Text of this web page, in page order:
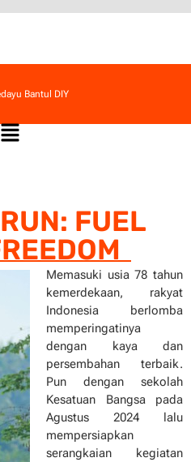
Bantul DIY
FUEL
Memasuki usia 78 tahun
kemerdekaan, rakyat
Indonesia berlomba
memperingatinya
dengan kaya dan
persembahan terbaik.
Pun dengan sekolah
Kesatuan Bangsa pada
Agustus 2024 lalu
mempersiapkan
serangkaian kegiatan